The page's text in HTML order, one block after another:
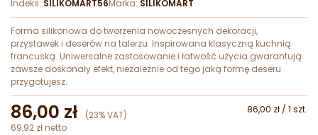
Indeks: SILIKOMART56Marka: SILIKOMART
Forma silikonowa do tworzenia nowoczesnych dekoracji,
przystawek i deserów na talerzu. Inspirowana klasyczną kuchnią
francuską. Uniwersalne zastosowanie i łatwość użycia gwarantują
zawsze doskonały efekt, niezależnie od tego jaką formę deseru
przygotujesz.
86,00 zł (23% VAT)
86,00 zł / 1 szt.
69,92 zł netto